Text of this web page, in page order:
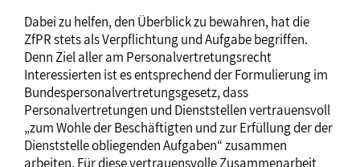
Dabei zu helfen, den Überblick zu bewahren, hat die
ZfPR stets als Verpflichtung und Aufgabe begriffen.
Denn Ziel aller am Personalvertretungsrecht
Interessierten ist es entsprechend der Formulierung im
Bundespersonalvertretungsgesetz, dass
Personalvertretungen und Dienststellen vertrauensvoll
„zum Wohle der Beschäftigten und zur Erfüllung der der
Dienststelle obliegenden Aufgaben“ zusammen
arbeiten. Für diese vertrauensvolle Zusammenarbeit